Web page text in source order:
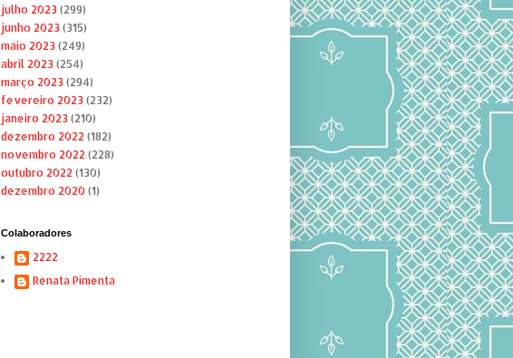
julho 2023(299)
junho 2023(315)
maio 2023(249)
abril 2023(254)
março 2023(294)
fevereiro 2023(232)
janeiro 2023(210)
dezembro 2022(182)
novembro 2022(228)
outubro 2022(130)
dezembro 2020(1)
Colaboradores
2222
Renata Pimenta